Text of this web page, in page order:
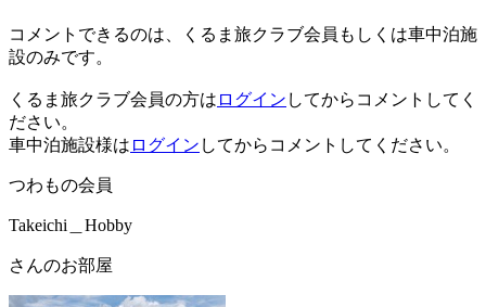
コメントできるのは、くるま旅クラブ会員もしくは車中泊施
設のみです。
くるま旅クラブ会員の方は ログイン してからコメントしてく
ださい。
車中泊施設様は ログイン してからコメントしてください。
つわもの会員
Takeichi＿Hobby
さんのお部屋